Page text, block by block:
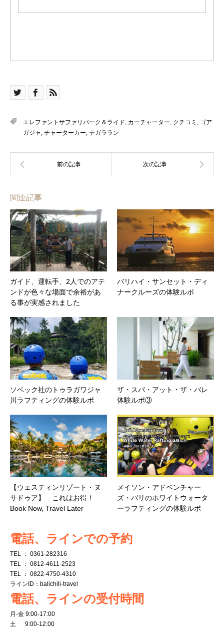
エレファントサファリパーク＆ライド カーチャーター クチコミ
ゴア
ガジャ チャーターカー テガララン
関連記事
ガイド、運転手、2人でのアテ
ンドが色々な場面で余裕があ
る事が実感されました
バリハイ・サンセット・ディ
ナークルーズの体験ルポ
ソベック社のトゥラガワジャ
川ラフティングの体験ルポ
ザ・スパ・アット・ザ・バレ
体験ルポ③
【ウェスティンリゾート・ヌ
サドゥア】 これはお得！
Book Now, Travel Later
メイソン・アドベンチャー
ズ・バリのホワイトウォータ
ーラフティングの体験ルポ
電話、ラインでの予約
TEL ： 0361-282316
TEL ： 0812-4611-2523
TEL ： 0822-4750-4310
ラインID：balichili-travel
電話、ラインの受付時間
月-金 9:00-17:00
土 9:00-12:00